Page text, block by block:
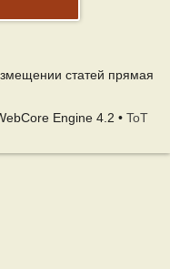
статей прямая
Engine 4.2 • ToT